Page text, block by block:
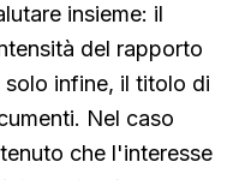
insieme: il
del rapporto
infine, il titolo di
Nel caso
che l'interesse